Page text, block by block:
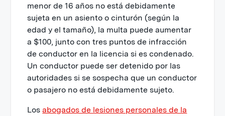
menor de 16 años no está debidamente
sujeta en un asiento o cinturón (según la
edad y el tamaño), la multa puede aumentar
a $100, junto con tres puntos de infracción
de conductor en la licencia si es condenado.
Un conductor puede ser detenido por las
autoridades si se sospecha que un conductor
o pasajero no está debidamente sujeto.
Losabogados de lesiones personales de la